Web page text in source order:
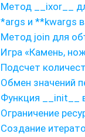
Метод __ixor__
*args и **kwargs
Метод join для
Игра «Камень,
Подсчет
Обмен значений
Функция __init__
Ограничение
Создание